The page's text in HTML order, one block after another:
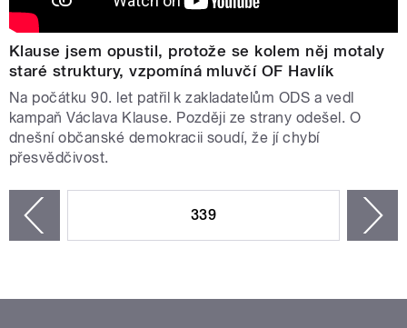
Klause jsem opustil, protože se kolem něj motaly
staré struktury, vzpomíná mluvčí OF Havlík
Na počátku 90. let patřil k zakladatelům ODS a vedl
kampaň Václava Klause. Později ze strany odešel. O
dnešní občanské demokracii soudí, že jí chybí
přesvědčivost.
339